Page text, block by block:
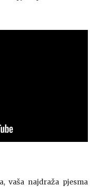
vaša najdraža pjesma